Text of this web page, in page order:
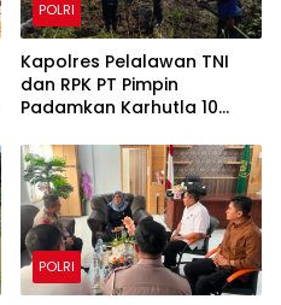
POLRI
Kapolres Pelalawan TNI
dan RPK PT Pimpin
Padamkan Karhutla 10
Water Bombing Diterjunkan
POLRI